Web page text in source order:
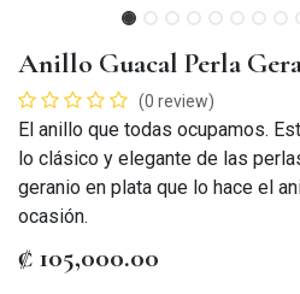
Anillo Guacal Perla
(0 review)
El anillo que todas ocupamos.
lo clásico y elegante de las
geranio en plata que lo hace el
ocasión.
₡ 105,000.00